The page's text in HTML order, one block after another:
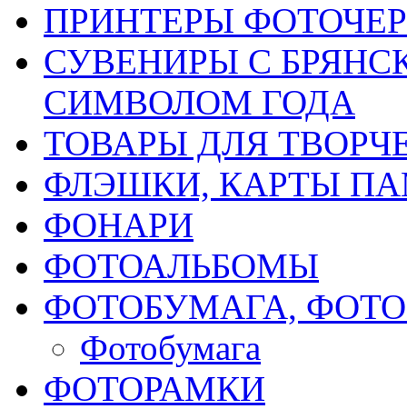
ПРИНТЕРЫ
СУВЕНИРЫ С
СИМВОЛОМ ГОДА
ТОВАРЫ ДЛЯ
ФЛЭШКИ, КАРТЫ
ФОНАРИ
ФОТОАЛЬБОМЫ
ФОТОБУМАГА,
Фотобумага
ФОТОРАМКИ